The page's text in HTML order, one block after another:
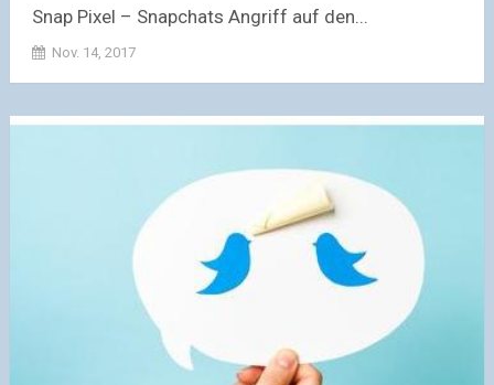
Snap Pixel – Snapchats Angriff auf den...
Nov. 14, 2017